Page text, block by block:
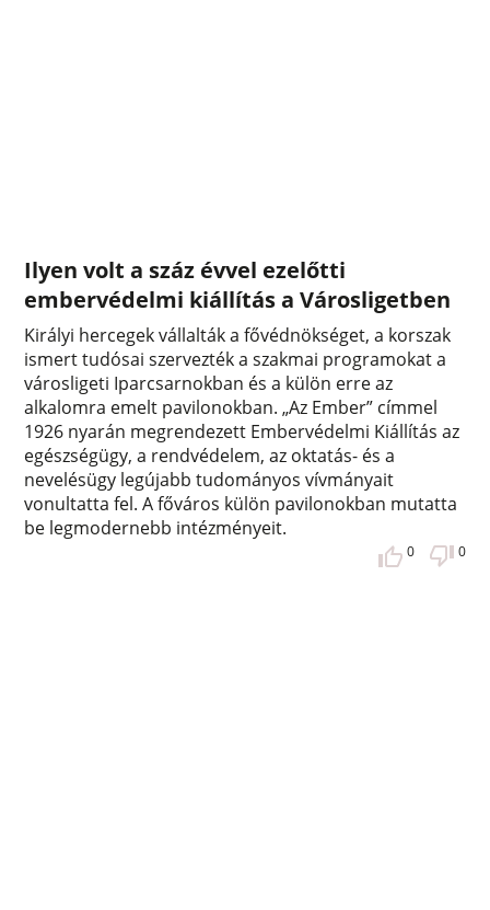
Ilyen volt a száz évvel ezelőtti
embervédelmi kiállítás a Városligetben
Királyi hercegek vállalták a fővédnökséget, a korszak
ismert tudósai szervezték a szakmai programokat a
városligeti Iparcsarnokban és a külön erre az
alkalomra emelt pavilonokban. „Az Ember” címmel
1926 nyarán megrendezett Embervédelmi Kiállítás az
egészségügy, a rendvédelem, az oktatás- és a
nevelésügy legújabb tudományos vívmányait
vonultatta fel. A főváros külön pavilonokban mutatta
be legmodernebb intézményeit.
0 0